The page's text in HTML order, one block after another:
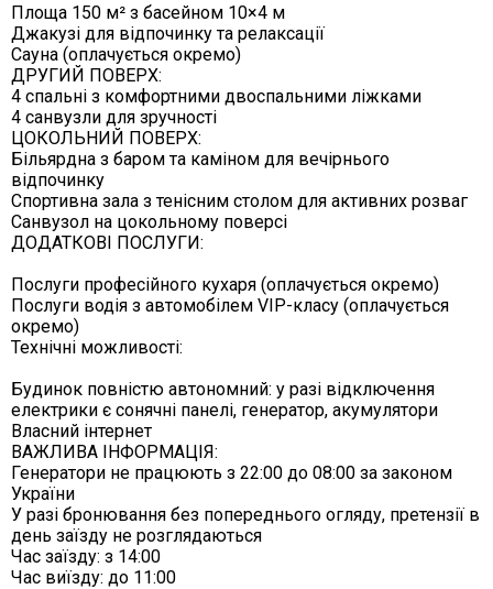
Площа 150 м² з басейном 10×4 м
Джакузі для відпочинку та релаксації
Сауна (оплачується окремо)
ДРУГИЙ ПОВЕРХ:
4 спальні з комфортними двоспальними ліжками
4 санвузли для зручності
ЦОКОЛЬНИЙ ПОВЕРХ:
Більярдна з баром та каміном для вечірнього
відпочинку
Спортивна зала з тенісним столом для активних розваг
Санвузол на цокольному поверсі
ДОДАТКОВІ ПОСЛУГИ:
Послуги професійного кухаря (оплачується окремо)
Послуги водія з автомобілем VIP-класу (оплачується
окремо)
Технічні можливості:
Будинок повністю автономний: у разі відключення
електрики є сонячні панелі, генератор, акумулятори
Власний інтернет
ВАЖЛИВА ІНФОРМАЦІЯ:
Генератори не працюють з 22:00 до 08:00 за законом
України
У разі бронювання без попереднього огляду, претензії в
день заїзду не розглядаються
Час заїзду: з 14:00
Час виїзду: до 11:00